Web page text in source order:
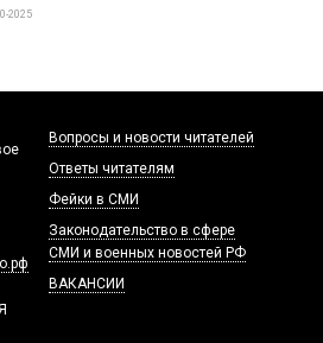
2025
Вопросы и новости читателей
Ответы читателям
Фейки в СМИ
Законодательство в сфере
СМИ и военных новостей РФ
ВАКАНСИИ